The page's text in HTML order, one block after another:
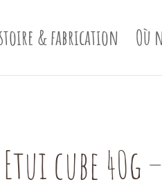
& fabrication Où
Etui cube 40g